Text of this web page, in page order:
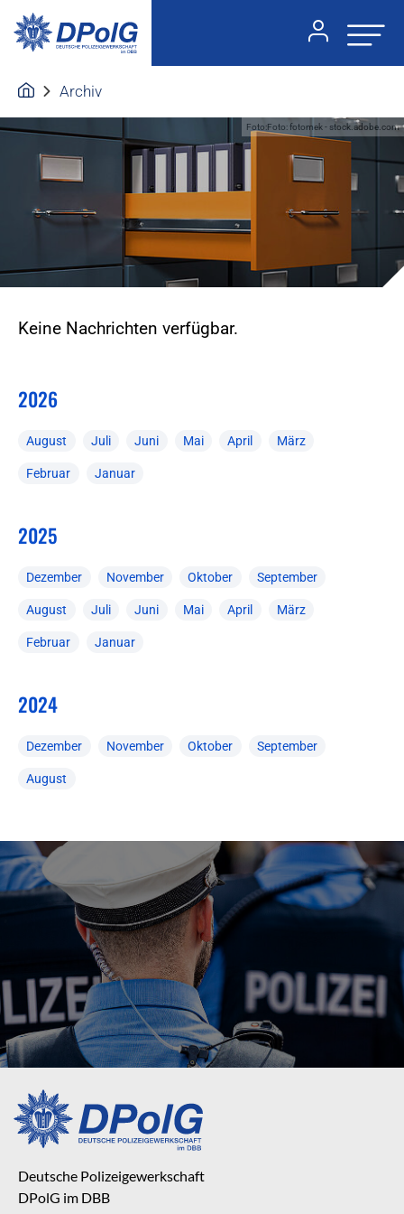
Archiv
Foto:Foto: fotomek - stock.adobe.com
Keine Nachrichten verfügbar.
2026
August Juli Juni Mai April März
Februar Januar
2025
Dezember November Oktober September
August Juli Juni Mai April März
Februar Januar
2024
Dezember November Oktober September
August
Deutsche Polizeigewerkschaft
DPolG im DBB